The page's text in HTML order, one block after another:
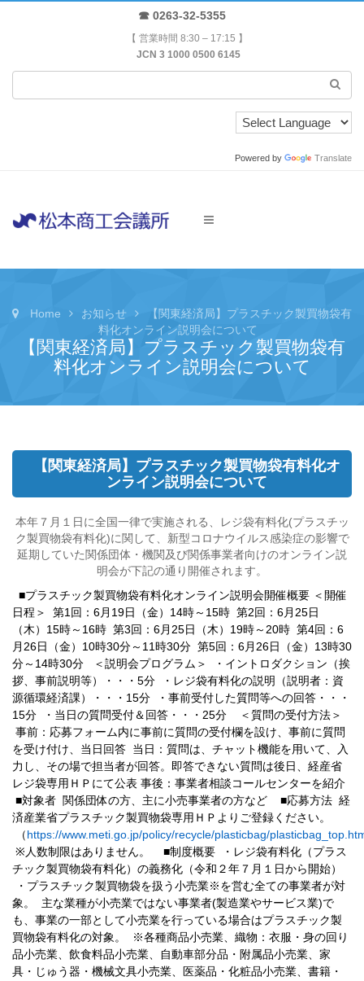
☎ 0263-32-5355
【 営業時間 8:30 – 17:15 】
JCN 3 1000 0500 6145
Powered by Translate
Home お知らせ
【関東経済局】プラスチック製買物袋有
料化オンライン説明会について
【関東経済局】プラスチック製買物袋有
料化オンライン説明会について
【関東経済局】プラスチック製買物袋有料化オ
ンライン説明会について
本年７月１日に全国一律で実施される、レジ袋有料化(プラスチッ
ク製買物袋有料化)に関して、新型コロナウイルス感染症の影響で
延期していた関係団体・機関及び関係事業者向けのオンライン説
明会が下記の通り開催されます。
■プラスチック製買物袋有料化オンライン説明会開催概要 ＜開催
日程＞
第1 回： 6 月 19日（金） 14時～ 15時 第2回： 6 月 25日
（木） 15時～ 16時 第3回： 6 月 25日（木） 19時～ 20時 第4回： 6
月 26日（金） 10時30分～ 11 時30分 第5回： 6 月 26日（金） 13時30
分～ 14時30分 ＜説明会プログラム＞
・イントロダクション（挨
拶、事前説明等）・・・ 5分
・レジ袋有料化の説明（説明者：資
源循環経済課）・・・ 15分 ・事前受付した質問等への回答・・・
15分 ・当日の質問受付＆回答・・・ 25分
＜質問の受付方法＞
事前：応募フォーム内に事前に質問の受付欄を設け、事前に質問
を受け付け、当日回答 当日：質問は、チャット機能を用いて、入
力し、その場で担当者が回答。即答できない質問は後日、経産省
レジ袋専用ＨＰにて公表 事後：事業者相談コールセンターを紹介
■対象者 関係団体の方、主に小売事業者の方など ■応募方法 経
済産業省プラスチック製買物袋専用ＨＰよりご登録ください。
（https://www.meti.go.jp/policy/recycle/plasticbag/
※人数制限はありません。 ■制度概要
・レジ袋有料化（プラス
チック製買物袋有料化）の義務化（令和２年７月１日から開始）
・プラスチック製買物袋を扱う小売業※を営む全ての事業者が対
象。
主な業種が小売業ではない事業者(製造業やサービス業)で
も、事業の一部として小売業を行っている場合はプラスチック製
買物袋有料化の対象。
※各種商品小売業、織物：衣服・身の回り
品小売業、飲食料品小売業、自動車部分品・附属品小売業、家
具・じゅう器・機械文具小売業、医薬品・化粧品小売業、書籍・